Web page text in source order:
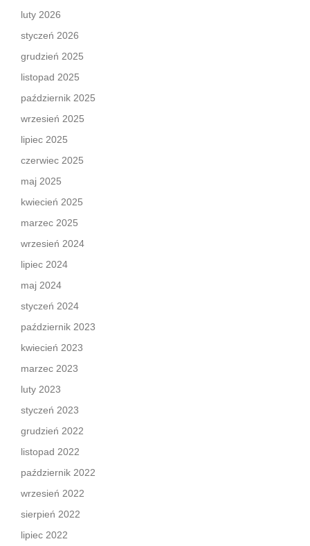
luty 2026
styczeń 2026
grudzień 2025
listopad 2025
październik 2025
wrzesień 2025
lipiec 2025
czerwiec 2025
maj 2025
kwiecień 2025
marzec 2025
wrzesień 2024
lipiec 2024
maj 2024
styczeń 2024
październik 2023
kwiecień 2023
marzec 2023
luty 2023
styczeń 2023
grudzień 2022
listopad 2022
październik 2022
wrzesień 2022
sierpień 2022
lipiec 2022